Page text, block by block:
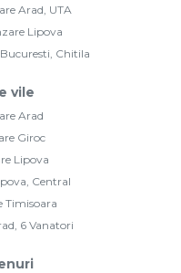
Arad, UTA
Lipova
Chitila
vile
Arad
Giroc
Lipova
Central
Timisoara
6 Vanatori